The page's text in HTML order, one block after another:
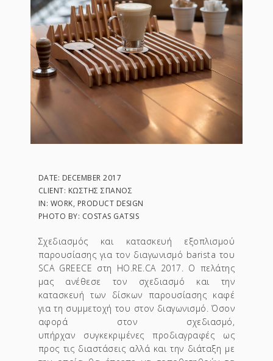
DATE: DECEMBER 2017
CLIENT: ΚΩΣΤΉΣ ΣΠΑΝΌΣ
IN: WORK, PRODUCT DESIGN
PHOTO BY: COSTAS GATSIS
Σχεδιασμός και κατασκευή εξοπλισμού
παρουσίασης για τον διαγωνισμό barista του
SCA GREECE στη HO.RE.CA 2017. Ο πελάτης
μας ανέθεσε τον σχεδιασμό και την
κατασκευή των δίσκων παρουσίασης καφέ
για τη συμμετοχή του στον διαγωνισμό. Όσον
αφορά στον σχεδιασμό,
υπήρχαν συγκεκριμένες προδιαγραφές ως
προς τις διαστάσεις αλλά και την διάταξη με